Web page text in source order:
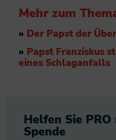
Mehr zum
» Der Papst der
» Papst Franziskus
eines Schlaganfalls
Helfen Sie
Spende